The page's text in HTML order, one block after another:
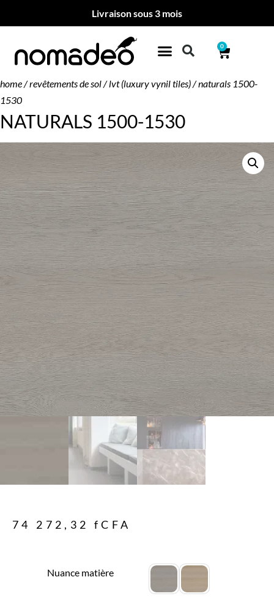
Livraison sous 3 mois
0
home/revêtements de sol/lvt (luxury vynil tiles)/ naturals 1500-
1530
NATURALS 1500-1530
74 272,32 fCFA
Nuance matière